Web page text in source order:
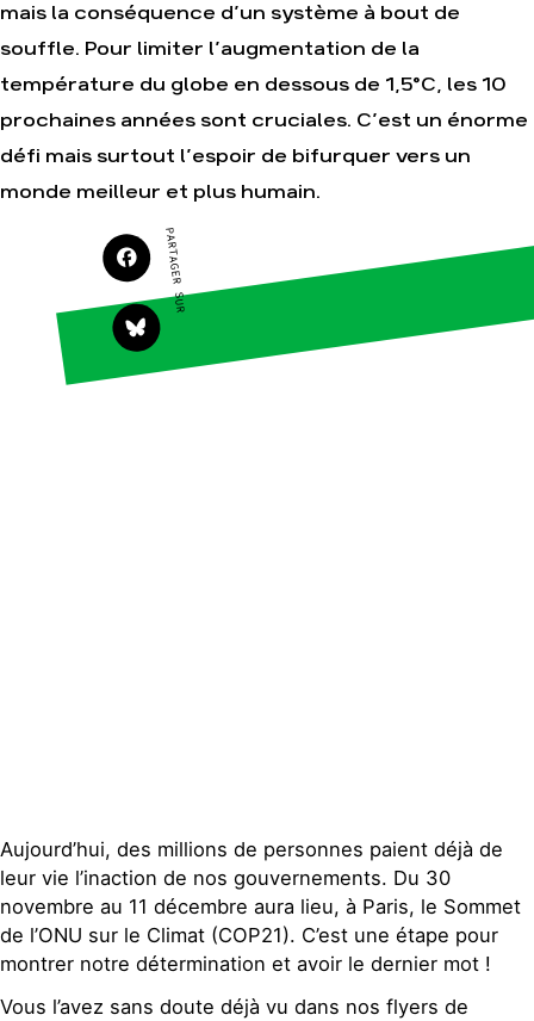
Agir
Faire un don
terrain
Agir au quotidien
Soutenir les
campagnes
Transmettre tout ou
partie de son
patrimoine
Télécharger
gratuitement les
guides éco-citoyens
Nos
Climat – Énergie
Surproduction
Multinationales
mais la conséquence d’un système à bout de
souffle. Pour limiter l’augmentation de la
température du globe en dessous de 1,5°C, les 10
prochaines années sont cruciales. C’est un énorme
défi mais surtout l’espoir de bifurquer vers un
monde meilleur et plus humain.
PARTAGER SUR
Aujourd’hui, des millions de personnes paient déjà de
leur vie l’inaction de nos gouvernements. Du 30
novembre au 11 décembre aura lieu, à Paris, le Sommet
de l’ONU sur le Climat (COP21). C’est une étape pour
montrer notre détermination et avoir le dernier mot !
Vous l’avez sans doute déjà vu dans nos flyers de